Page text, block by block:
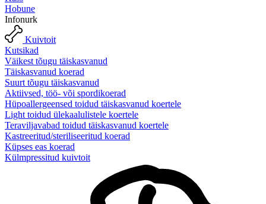
Hobune
Infonurk
Kuivtoit
Kutsikad
Väikest tõugu täiskasvanud
Täiskasvanud koerad
Suurt tõugu täiskasvanud
Aktiivsed, töö- või spordikoerad
Hüpoallergeensed toidud täiskasvanud koertele
Light toidud ülekaalulistele koertele
Teraviljavabad toidud täiskasvanud koertele
Kastreeritud/steriliseeritud koerad
Küpses eas koerad
Külmpressitud kuivtoit